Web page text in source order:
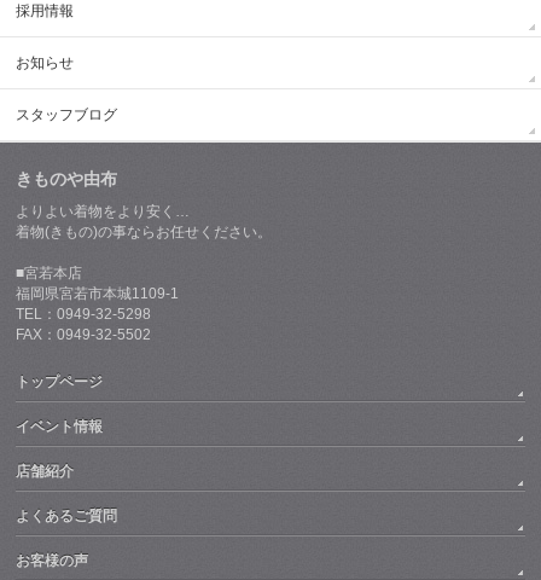
採用情報
お知らせ
スタッフブログ
きものや由布
よりよい着物をより安く…
着物(きもの)の事ならお任せください。
■宮若本店
福岡県宮若市本城1109-1
TEL：0949-32-5298
FAX：0949-32-5502
トップページ
イベント情報
店舗紹介
よくあるご質問
お客様の声